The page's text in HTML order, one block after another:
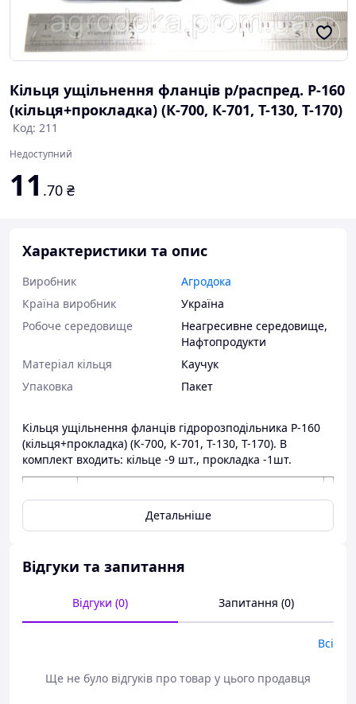
Кільця ущільнення фланців р/распред. Р-160
(кільця+прокладка) (К-700, К-701, Т-130, Т-170)
Код: 211
Недоступний
11 .70 ₴
Характеристики та опис
Виробник
Агродока
Країна виробник
Україна
Робоче середовище
Неагресивне середовище,
Нафтопродукти
Матеріал кільця
Каучук
Упаковка
Пакет
Кільця ущільнення фланців гідророзподільника Р-160
(кільця+прокладка) (К-700, К-701, Т-130, Т-170). В
комплект входить: кільце -9 шт., прокладка -1шт.
і
ь
1
Кільце 40*46
Детальніше
Відгуки та запитання
Відгуки (0) Запитання (0)
Всі
Ще не було відгуків про товар у цього продавця